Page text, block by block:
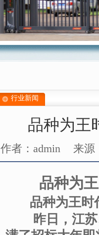
行业新闻
品种为王
作者：admin 来源
品种为
品种为王时
昨日，江苏